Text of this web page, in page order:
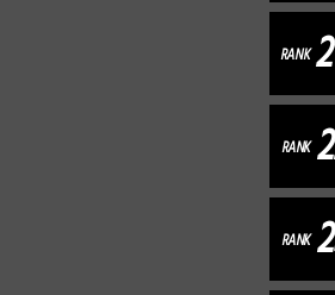
RANK
RANK
RANK